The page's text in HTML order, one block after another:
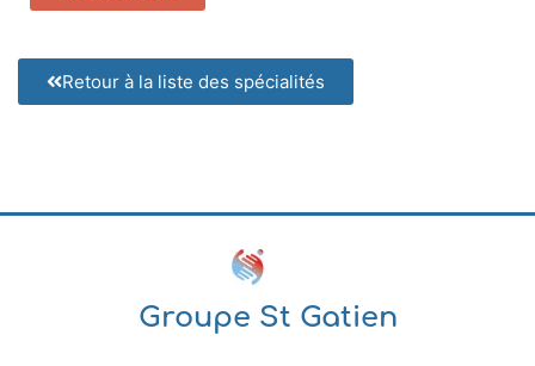
Retour à la liste des spécialités
Groupe St Gatien